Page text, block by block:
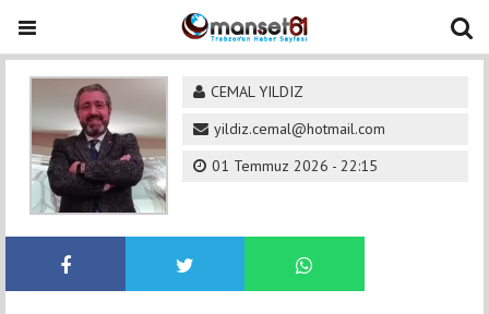
CEMAL YILDIZ
yildiz.cemal@hotmail.com
01 Temmuz 2026 - 22:15